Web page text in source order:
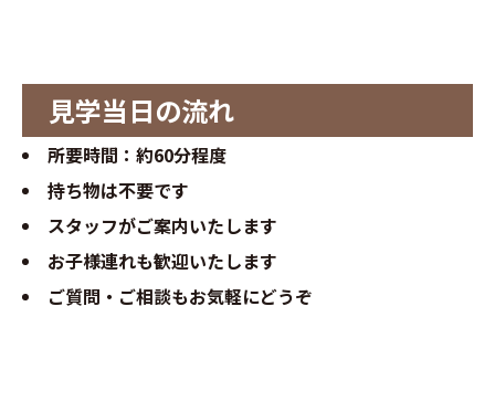
見学当日の流れ
所要時間：約60分程度
持ち物は不要です
スタッフがご案内いたします
お子様連れも歓迎いたします
ご質問・ご相談もお気軽にどうぞ